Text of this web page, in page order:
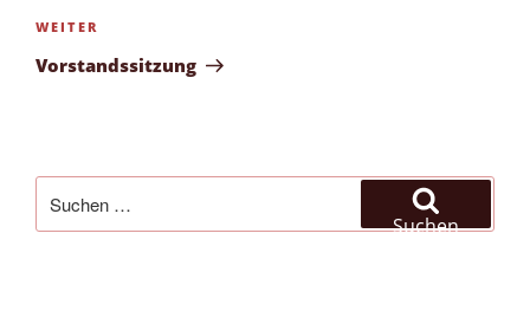
Nächster
Beitrag
WEITER
Vorstandssitzung
nach:
Suchen